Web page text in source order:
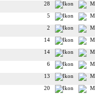
28
5
2
14
14
6
13
20